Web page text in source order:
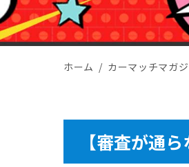
ホーム カーマッチマガ
【審査が通